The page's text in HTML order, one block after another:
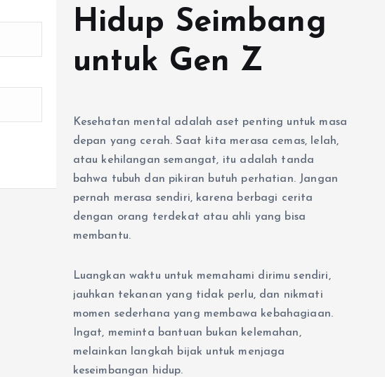
Hidup Seimbang
untuk Gen Z
Kesehatan mental adalah aset penting untuk masa
depan yang cerah. Saat kita merasa cemas, lelah,
atau kehilangan semangat, itu adalah tanda
bahwa tubuh dan pikiran butuh perhatian. Jangan
pernah merasa sendiri, karena berbagi cerita
dengan orang terdekat atau ahli yang bisa
membantu.
Luangkan waktu untuk memahami dirimu sendiri,
jauhkan tekanan yang tidak perlu, dan nikmati
momen sederhana yang membawa kebahagiaan.
Ingat, meminta bantuan bukan kelemahan,
melainkan langkah bijak untuk menjaga
keseimbangan hidup.